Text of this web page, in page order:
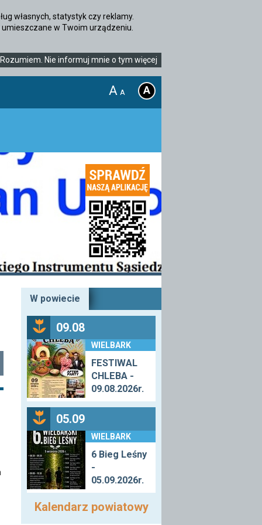
własnych, statystyk czy reklamy.
w Twoim urządzeniu.
Rozumiem. Nie informuj mnie o tym więcej
A
W powiecie
09.08
WIELBARK
FESTIWAL
CHLEBA -
09.08.2026r.
05.09
WIELBARK
6 Bieg Leśny
-
05.09.2026r.
Kalendarz powiatowy